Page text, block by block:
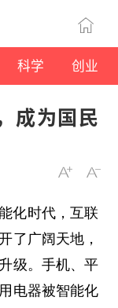
科学 创业
成为国民
化时代，互联
了广阔天地，
级。手机、 平
电器被智能化